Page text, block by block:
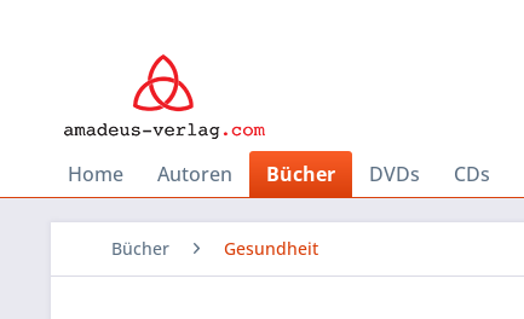
Home Autoren Bücher DVDs CDs
Bücher Gesundheit